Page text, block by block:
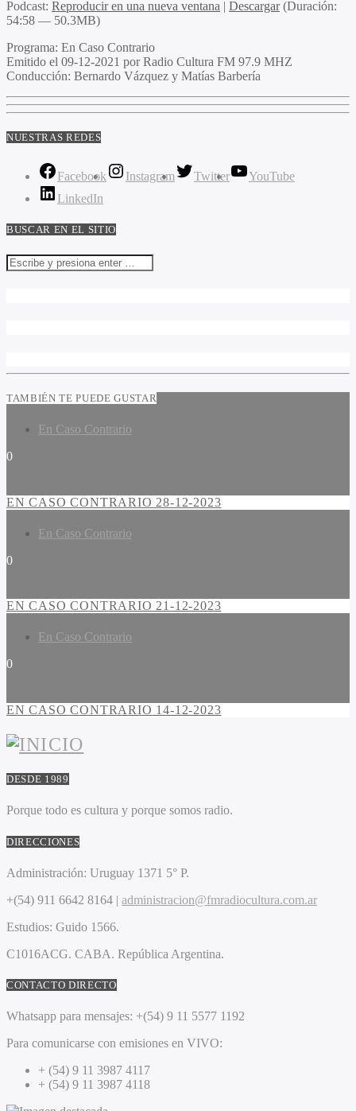
Podcast: Reproducir en una nueva ventana | Descargar(Duración:
54:58 — 50.3MB)
Programa: En Caso Contrario
Emitido el 09-12-2021 por Radio Cultura FM 97.9 MHZ
Conducción: Bernardo Vázquez y Matías Barbería
NUESTRAS REDES
Facebook Instagram Twitter
YouTube
LinkedIn
BUSCAR EN EL SITIO
TAMBIÉN TE PUEDE GUSTAR
En Caso Contrario
0
EN CASO CONTRARIO 28-12-2023
En Caso Contrario
0
EN CASO CONTRARIO 21-12-2023
En Caso Contrario
0
EN CASO CONTRARIO 14-12-2023
DESDE 1989
Porque todo es cultura y porque somos radio.
DIRECCIONES
Administración: Uruguay 1371 5° P.
+(54) 911 6642 8164 | administracion@fmradiocultura.com.ar
Estudios: Guido 1566.
C1016ACG. CABA. República Argentina.
CONTACTO DIRECTO
Whatsapp para mensajes: +(54) 9 11 5577 1192
Para comunicarse con emisiones en VIVO:
+ (54) 9 11 3987 4117
+ (54) 9 11 3987 4118